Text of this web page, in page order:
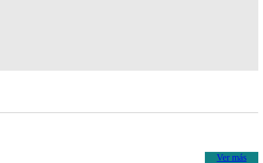
Ver más